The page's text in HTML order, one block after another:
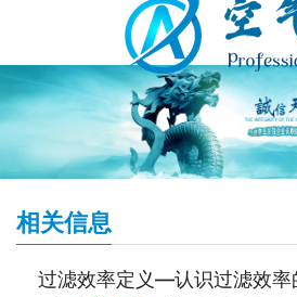
相关信息
过滤效率定义—认识过滤效率